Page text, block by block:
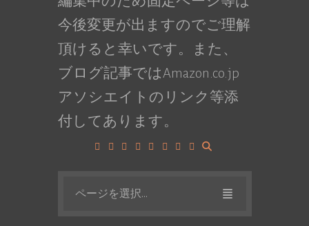
今後変更が出ますのでご理解
頂けると幸いです。また、
ブログ記事ではAmazon.co.jp
アソシエイトのリンク等添
付してあります。
ページを選択...